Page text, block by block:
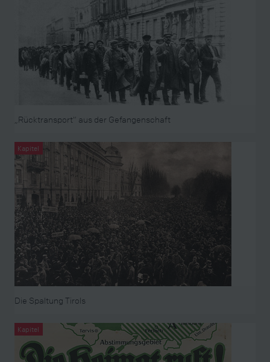
„Rücktransport“ aus der Gefangenschaft
Kapitel
Die Spaltung Tirols
Kapitel